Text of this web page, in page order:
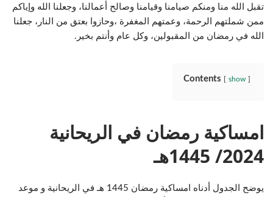
تقبل الله منا ومنكم صيامنا وقيامنا وصالح أعمالنا، وجعلنا الله وإياكم
ممن شملتهم الرحمة، وعمتهم المغفرة ،وحازوا بعتق من النار، جعلنا
الله في رمضان من المقبولين، وكل عام وأنتم بخير.
Contents show
امساكية رمضان في الريحانية
2024/ 1445هـ
يوضح الجدول أدناه امساكية رمضان 1445 هـ في الريحانية و موعد